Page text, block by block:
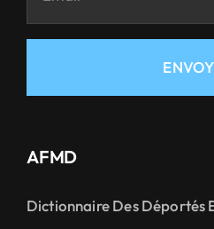
AFMD
Dictionnaire Des Déportés